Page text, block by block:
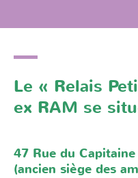
Le « Relais
ex RAM se
47 Rue du
(ancien siège des